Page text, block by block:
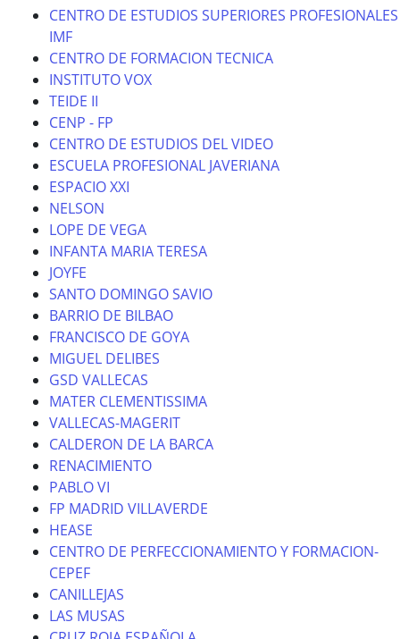
CENTRO DE ESTUDIOS SUPERIORES PROFESIONALES
IMF
CENTRO DE FORMACION TECNICA
INSTITUTO VOX
TEIDE II
CENP - FP
CENTRO DE ESTUDIOS DEL VIDEO
ESCUELA PROFESIONAL JAVERIANA
ESPACIO XXI
NELSON
LOPE DE VEGA
INFANTA MARIA TERESA
JOYFE
SANTO DOMINGO SAVIO
BARRIO DE BILBAO
FRANCISCO DE GOYA
MIGUEL DELIBES
GSD VALLECAS
MATER CLEMENTISSIMA
VALLECAS-MAGERIT
CALDERON DE LA BARCA
RENACIMIENTO
PABLO VI
FP MADRID VILLAVERDE
HEASE
CENTRO DE PERFECCIONAMIENTO Y FORMACION-
CEPEF
CANILLEJAS
LAS MUSAS